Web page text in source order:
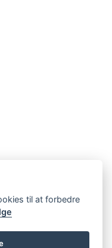
til at forbedre